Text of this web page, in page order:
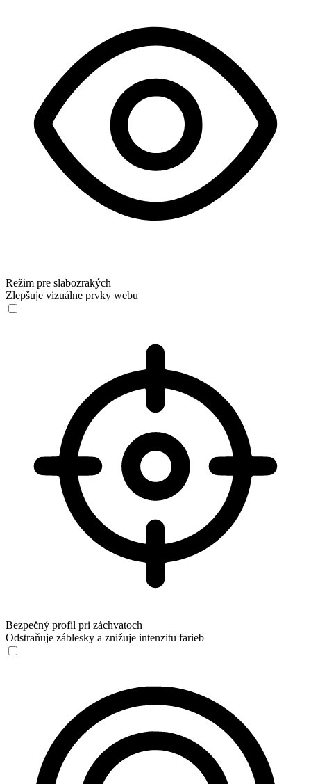
Režim pre slabozrakých
Zlepšuje vizuálne prvky webu
Bezpečný profil pri záchvatoch
Odstraňuje záblesky a znižuje intenzitu farieb